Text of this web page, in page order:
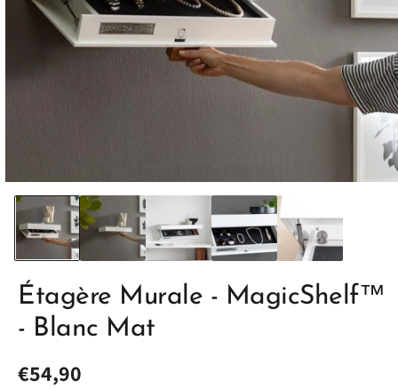
Étagère Murale - MagicShelf™
- Blanc Mat
Prix
€54,90